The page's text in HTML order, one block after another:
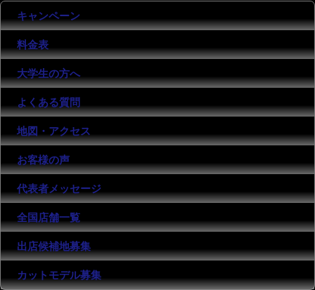
キャンペーン
料金表
大学生の方へ
よくある質問
地図・アクセス
お客様の声
代表者メッセージ
全国店舗一覧
出店候補地募集
カットモデル募集